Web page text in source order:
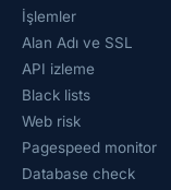
İşlemler
Alan Adı ve SSL
API izleme
Black lists
Web risk
Pagespeed monitor
Database check